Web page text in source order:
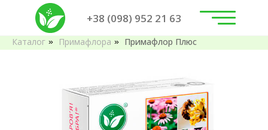
+38 (098) 952 21 63
Каталог » Примафлора » Примафлор Плюс